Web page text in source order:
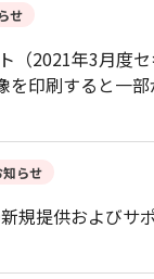
せ
（2021年3月度
を印刷すると一
知らせ
規提供およびサ